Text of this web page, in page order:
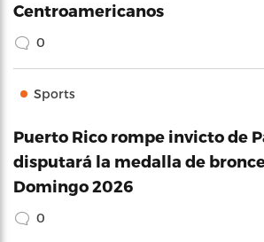
Centroamericanos
0
Sports
Puerto Rico rompe invicto de
disputará la medalla de
Domingo 2026
0